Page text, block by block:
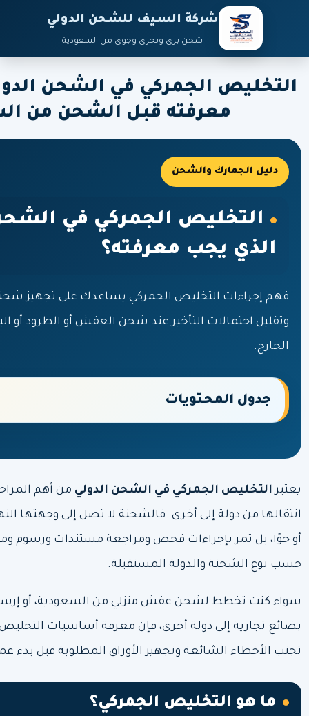
شركة السيف للشحن الدولي
شحن بري وبحري وجوي من السعودية
التخليص الجمركي في الشحن
معرفته قبل الشحن من
دليل الجمارك والشحن
التخليص الجمركي في
الذي يجب معرفته؟
فهم إجراءات التخليص الجمركي يساعدك على تجهيز
وتقليل احتمالات التأخير عند شحن العفش أو الطرود أو
الخارج.
جدول المحتويات
يعتبرالتخليص الجمركي في الشحن الدولي من أهم
انتقالها من دولة إلى أخرى. فالشحنة لا تصل إلى وجهتها
أو جوًا، بل تمر بإجراءات فحص ومراجعة مستندات ورسوم
حسب نوع الشحنة والدولة المستقبلة.
سواء كنت تخطط لشحن عفش منزلي من السعودية، أو
بضائع تجارية إلى دولة أخرى، فإن معرفة أساسيات
تجنب الأخطاء الشائعة وتجهيز الأوراق المطلوبة قبل بدء
ما هو التخليص الجمركي؟